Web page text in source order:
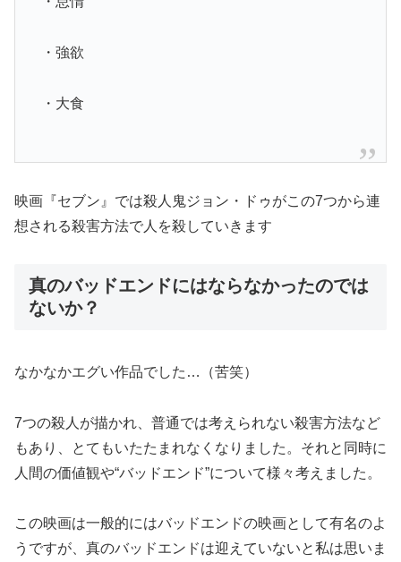
・強欲
・大食
映画『セブン』では殺人鬼ジョン・ドゥがこの7つから連
想される殺害方法で人を殺していきます
真のバッドエンドにはならなかったのでは
ないか？
なかなかエグい作品でした…（苦笑）
7つの殺人が描かれ、普通では考えられない殺害方法など
もあり、とてもいたたまれなくなりました。それと同時に
人間の価値観や“バッドエンド”について様々考えました。
この映画は一般的にはバッドエンドの映画として有名のよ
うですが、真のバッドエンドは迎えていないと私は思いま